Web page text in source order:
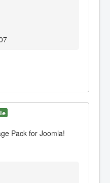
Pack for Joomla!